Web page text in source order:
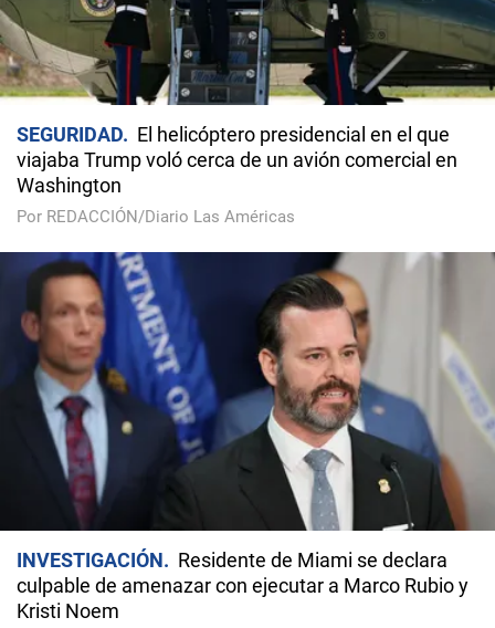
SEGURIDAD
El helicóptero presidencial en el que
viajaba Trump voló cerca de un avión comercial en
Washington
Por REDACCIÓN/Diario Las Américas
INVESTIGACIÓN
Residente de Miami se declara
culpable de amenazar con ejecutar a Marco Rubio y
Kristi Noem